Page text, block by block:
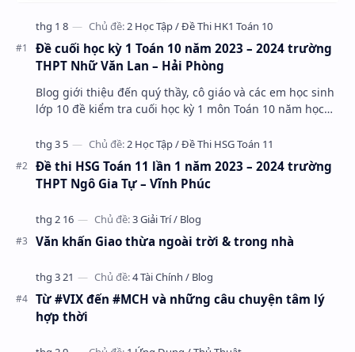
Đề cuối học kỳ 1 Toán 10 năm 2023 – 2024 trường
THPT Nhữ Văn Lan – Hải Phòng
Blog giới thiệu đến quý thầy, cô giáo và các em học sinh
lớp 10 đề kiểm tra cuối học kỳ 1 môn Toán 10 năm học
Đề thi HSG Toán 11 lần 1 năm 2023 – 2024 trường
THPT Ngô Gia Tự – Vĩnh Phúc
Văn khấn Giao thừa ngoài trời & trong nhà
Từ #VIX đến #MCH và những câu chuyện tâm lý
hợp thời